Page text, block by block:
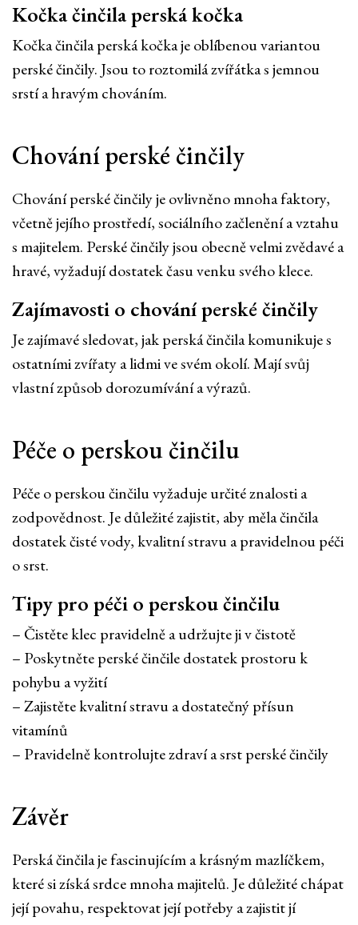
Kočka činčila perská kočka
Kočka činčila perská kočka je oblíbenou variantou
perské činčily. Jsou to roztomilá zvířátka s jemnou
srstí a hravým chováním.
Chování perské činčily
Chování perské činčily je ovlivněno mnoha faktory,
včetně jejího prostředí, sociálního začlenění a vztahu
s majitelem. Perské činčily jsou obecně velmi zvědavé a
hravé, vyžadují dostatek času venku svého klece.
Zajímavosti o chování perské činčily
Je zajímavé sledovat, jak perská činčila komunikuje s
ostatními zvířaty a lidmi ve svém okolí. Mají svůj
vlastní způsob dorozumívání a výrazů.
Péče o perskou činčilu
Péče o perskou činčilu vyžaduje určité znalosti a
zodpovědnost. Je důležité zajistit, aby měla činčila
dostatek čisté vody, kvalitní stravu a pravidelnou péči
o srst.
Tipy pro péči o perskou činčilu
– Čistěte klec pravidelně a udržujte ji v čistotě
– Poskytněte perské činčile dostatek prostoru k
pohybu a vyžití
– Zajistěte kvalitní stravu a dostatečný přísun
vitamínů
– Pravidelně kontrolujte zdraví a srst perské činčily
Závěr
Perská činčila je fascinujícím a krásným mazlíčkem,
které si získá srdce mnoha majitelů. Je důležité chápat
její povahu, respektovat její potřeby a zajistit jí